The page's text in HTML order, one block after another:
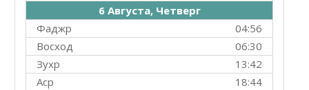
6 Августа, Четверг
04:56
Фаджр
06:30
Восход
13:42
Зухр
18:44
Аср